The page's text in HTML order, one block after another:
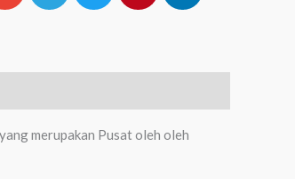
merupakan Pusat oleh oleh